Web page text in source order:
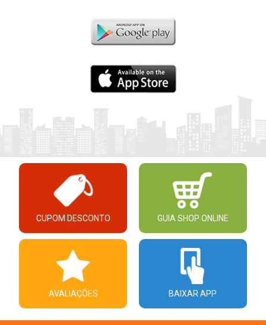
CUPOM DESCONTO GUIA SHOP ONLINE
AVALIAÇÕES BAIXAR APP